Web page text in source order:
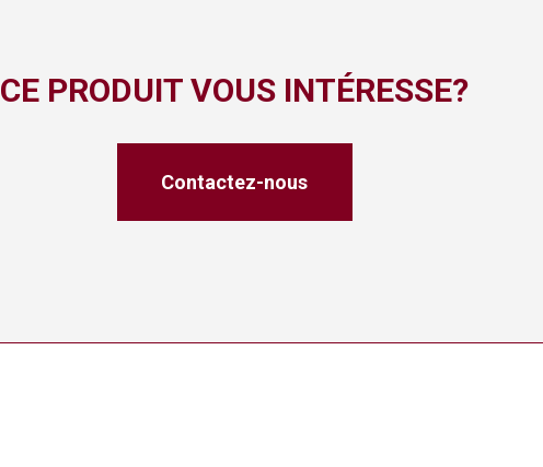
CE PRODUIT VOUS INTÉRESSE?
Contactez-nous